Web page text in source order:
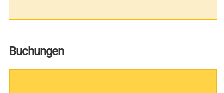
Buchungen